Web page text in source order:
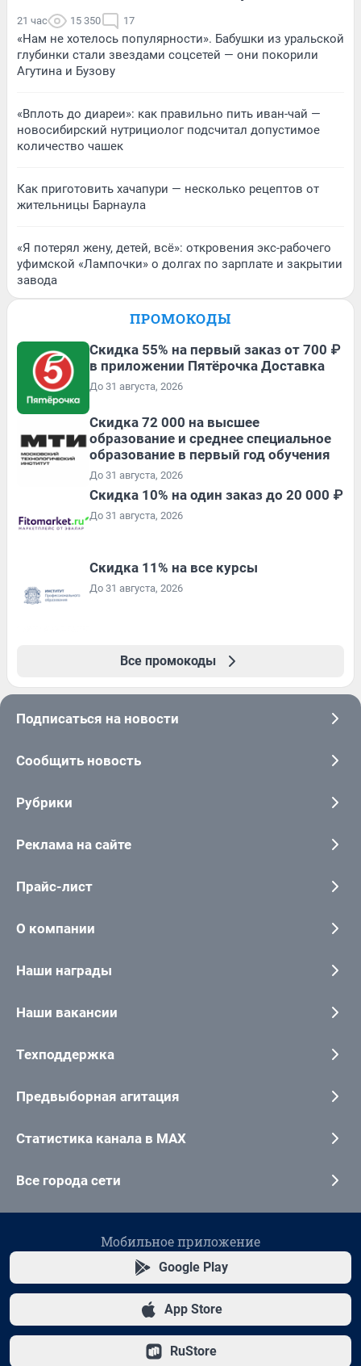
21 час 15 350 17
«Нам не хотелось популярности». Бабушки из уральской
глубинки стали звездами соцсетей — они покорили
Агутина и Бузову
«Вплоть до диареи»: как правильно пить иван-чай —
новосибирский нутрициолог подсчитал допустимое
количество чашек
Как приготовить хачапури — несколько рецептов от
жительницы Барнаула
«Я потерял жену, детей, всё»: откровения экс-рабочего
уфимской «Лампочки» о долгах по зарплате и закрытии
завода
ПРОМОКОДЫ
Скидка 55% на первый заказ от 700 ₽
в приложении Пятёрочка Доставка
До 31 августа, 2026
Скидка 72 000 на высшее
образование и среднее специальное
образование в первый год обучения
До 31 августа, 2026
Скидка 10% на один заказ до 20 000 ₽
До 31 августа, 2026
Скидка 11% на все курсы
До 31 августа, 2026
Все промокоды
Подписаться на новости
Сообщить новость
Рубрики
Реклама на сайте
Прайс-лист
О компании
Наши награды
Наши вакансии
Техподдержка
Предвыборная агитация
Статистика канала в MAX
Все города сети
Мобильное приложение
Google Play
App Store
RuStore